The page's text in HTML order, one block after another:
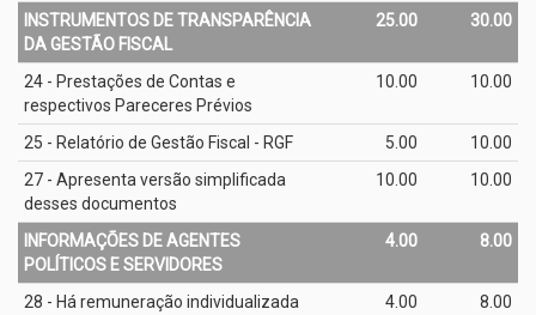
INSTRUMENTOS DE TRANSPARÊNCIA
DA GESTÃO FISCAL
25.00 30.00
24 - Prestações de Contas e
respectivos Pareceres Prévios
10.00 10.00
25 - Relatório de Gestão Fiscal - RGF 5.00
10.00
27 - Apresenta versão simplificada
desses documentos
10.00 10.00
INFORMAÇÕES DE AGENTES
POLÍTICOS E SERVIDORES
4.00 8.00
28 - Há remuneração individualizada
4.00 8.00